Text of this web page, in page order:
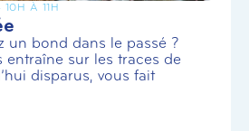
10H À 11H
un bond dans le passé ?
entraîne sur les traces de
disparus, vous fait